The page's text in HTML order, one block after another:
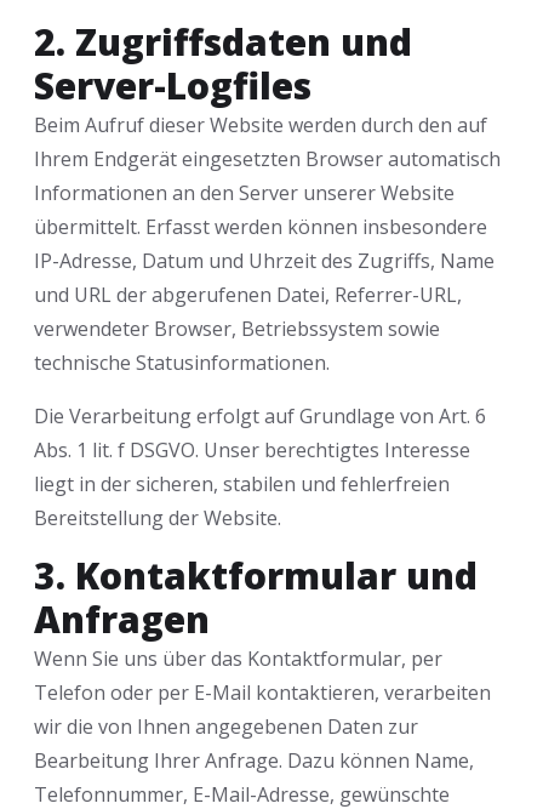
2. Zugriffsdaten und
Server-Logfiles
Beim Aufruf dieser Website werden durch den auf
Ihrem Endgerät eingesetzten Browser automatisch
Informationen an den Server unserer Website
übermittelt. Erfasst werden können insbesondere
IP-Adresse, Datum und Uhrzeit des Zugriffs, Name
und URL der abgerufenen Datei, Referrer-URL,
verwendeter Browser, Betriebssystem sowie
technische Statusinformationen.
Die Verarbeitung erfolgt auf Grundlage von Art. 6
Abs. 1 lit. f DSGVO. Unser berechtigtes Interesse
liegt in der sicheren, stabilen und fehlerfreien
Bereitstellung der Website.
3. Kontaktformular und
Anfragen
Wenn Sie uns über das Kontaktformular, per
Telefon oder per E-Mail kontaktieren, verarbeiten
wir die von Ihnen angegebenen Daten zur
Bearbeitung Ihrer Anfrage. Dazu können Name,
Telefonnummer, E-Mail-Adresse, gewünschte